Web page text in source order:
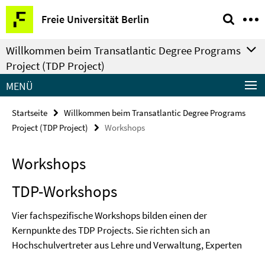
Springe
direkt
zu
Inhalt
Freie Universität Berlin
Service-
Navigation
Willkommen beim Transatlantic Degree Programs
Project (TDP Project)
MENÜ
Startseite
Willkommen beim Transatlantic Degree Programs
Project (TDP Project)
Workshops
Workshops
TDP-Workshops
Vier fachspezifische Workshops bilden einen der
Kernpunkte des TDP Projects. Sie richten sich an
Hochschulvertreter aus Lehre und Verwaltung, Experten